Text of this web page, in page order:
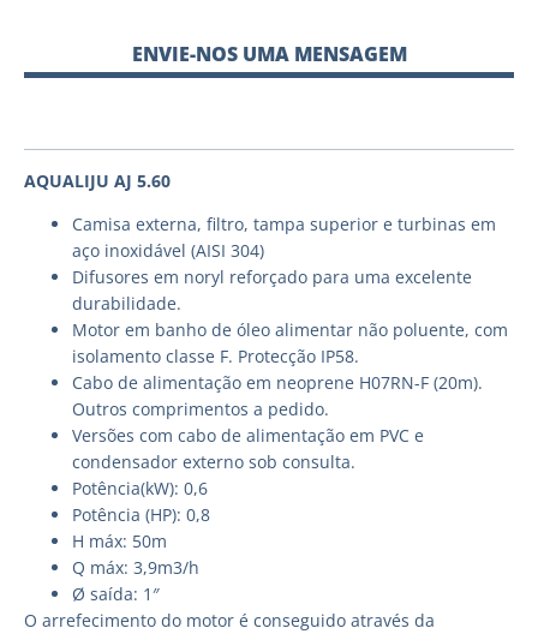
ENVIE-NOS UMA MENSAGEM
AQUALIJU AJ 5.60
Camisa externa, filtro, tampa superior e turbinas em
aço inoxidável (AISI 304)
Difusores em noryl reforçado para uma excelente
durabilidade.
Motor em banho de óleo alimentar não poluente, com
isolamento classe F. Protecção IP58.
Cabo de alimentação em neoprene H07RN-F (20m).
Outros comprimentos a pedido.
Versões com cabo de alimentação em PVC e
condensador externo sob consulta.
Potência(kW): 0,6
Potência (HP): 0,8
H máx: 50m
Q máx: 3,9m3/h
Ø saída: 1″
O arrefecimento do motor é conseguido através da